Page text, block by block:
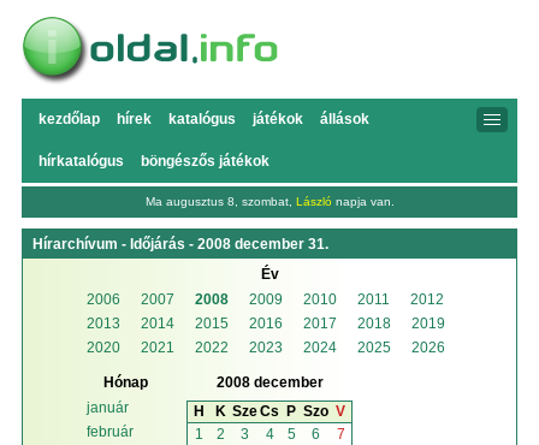
kezdőlap hírek katalógus játékok állások
hírkatalógus böngészős játékok
Ma augusztus 8, szombat, László napja van.
Hírarchívum - Időjárás - 2008 december 31.
Év
2006
2007 2008 2009 2010 2011
2012
2013
2014 2015 2016 2017 2018
2019
2020
2021 2022 2023 2024 2025 2026
Hónap
január
február
2008 december
H
K SzeCs P Szo V
1
2 3 4 5 6
7